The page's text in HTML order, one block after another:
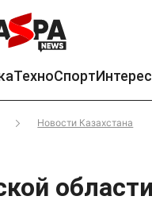
ТехноСпорт
Новости Казахстана